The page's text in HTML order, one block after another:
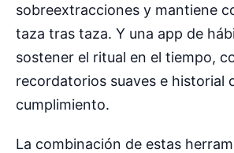
sobreextracciones y mantiene
taza tras taza. Y una app de
sostener el ritual en el tiempo,
recordatorios suaves e historial
cumplimiento.
La combinación de estas